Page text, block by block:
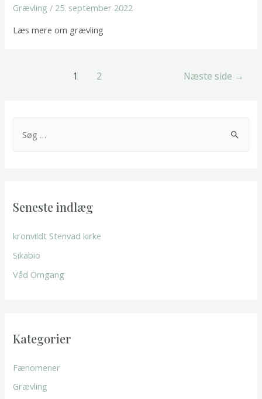
Grævling / 25. september 2022
Læs mere om grævling
1 2 Næste side →
t
:
Seneste indlæg
kronvildt Stenvad kirke
Sikabio
Våd Omgang
Kategorier
Fænomener
Grævling